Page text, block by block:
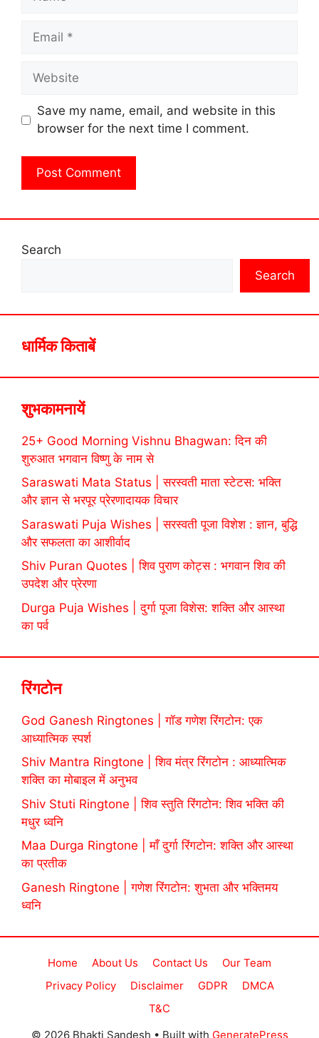
Email
Website
Save my name, email, and website in this
browser for the next time I comment.
Search
Search
धार्मिक किताबें
शुभकामनायें
25+ Good Morning Vishnu Bhagwan: दिन की
शुरुआत भगवान विष्णु के नाम से
Saraswati Mata Status | सरस्वती माता स्टेटस: भक्ति
और ज्ञान से भरपूर प्रेरणादायक विचार
Saraswati Puja Wishes | सरस्वती पूजा विशेश : ज्ञान, बुद्धि
और सफलता का आशीर्वाद
Shiv Puran Quotes | शिव पुराण कोट्स : भगवान शिव की
उपदेश और प्रेरणा
Durga Puja Wishes | दुर्गा पूजा विशेस: शक्ति और आस्था
का पर्व
रिंगटोन
God Ganesh Ringtones | गॉड गणेश रिंगटोन: एक
आध्यात्मिक स्पर्श
Shiv Mantra Ringtone | शिव मंत्र रिंगटोन : आध्यात्मिक
शक्ति का मोबाइल में अनुभव
Shiv Stuti Ringtone | शिव स्तुति रिंगटोन: शिव भक्ति की
मधुर ध्वनि
Maa Durga Ringtone | माँ दुर्गा रिंगटोन: शक्ति और आस्था
का प्रतीक
Ganesh Ringtone | गणेश रिंगटोन: शुभता और भक्तिमय
ध्वनि
Home About Us Contact Us
Our Team
Privacy Policy
Disclaimer GDPR
DMCA
T&C
© 2026 Bhakti Sandesh • Built with GeneratePress